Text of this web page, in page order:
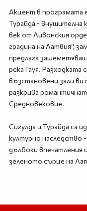
Акцент в програмата
Турайда - внушителна
век от Ливонския
градина на Латвия“,
предлага
река Гауя. Разходката
възстановени зали ви
разкрива
Средновековие.
Сигулда и Турайда са
културно
дълбоки впечатления
зеленото сърце на